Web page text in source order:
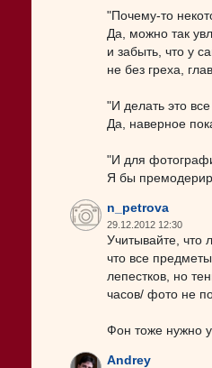
"Почему-то
Да, можно так
и забыть, что у
не без греха,
"И делать это
Да, наверное
"И для
Я бы
n_petrova
29.12.2012 12:30
Учитывайте, что
что все
лепестков, но
часов/ фото не
Фон тоже нужно
Andrey